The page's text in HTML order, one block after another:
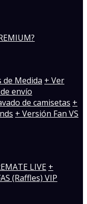
de Medida + Ver
envío
de camisetas +
+ Versión Fan VS
LIVE +
(Raffles) VIP